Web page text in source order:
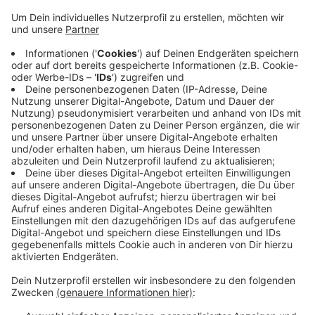
Anzeige
Mit dem Geld sollen ein Dorfmittelpunkt geschaffen
und ein Spielplatz modernisiert werden. Dafür stellt
das Land insgesamt 332.000 Euro bereit – 179.000
Euro fließen in den neuen Dorfmittelpunkt, 153.000
Euro in den Spielplatz. Die Förderung ist Teil der
Struktur- und Dorfentwicklung, mit der Land und Bund
ländliche Regionen stärken und die Lebensqualität vor
Ort verbessern wollen. Die Übergabe findet vor dem
Frasselter Pfarrheim statt.
Anzeige